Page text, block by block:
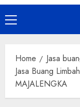
Primary
Menu
Home
Jasa
Jasa Buang
MAJALENGKA